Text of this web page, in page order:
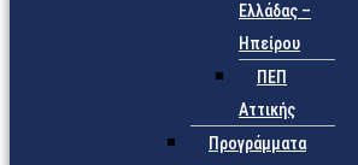
Ελλάδας –
Ηπείρου
ΠΕΠ
Αττικής
Προγράμματα